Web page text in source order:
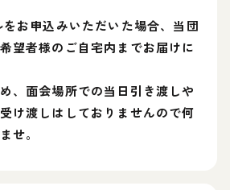
お申込みいただいた場合、当団
望者様のご自宅内までお届けに
、面会場所での当日引き渡しや
け渡しはしておりませんので何
せ。